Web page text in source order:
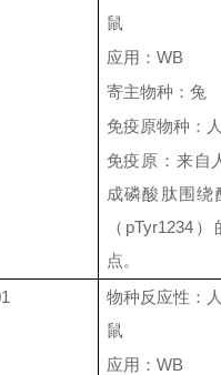
鼠
应用： WB
寄主物种：兔
免疫原物种：人
免疫原：来自
成磷酸肽围绕
（ pTyr1234）
点。
物种反应性：
鼠
应用： WB